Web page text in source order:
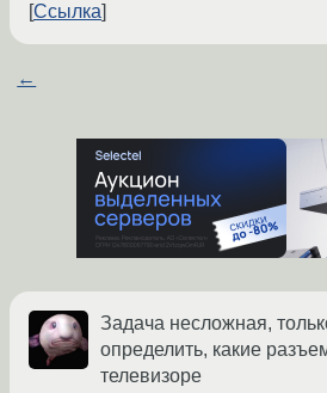
Ссылка
←
Задача несложная,
определить, какие
телевизоре